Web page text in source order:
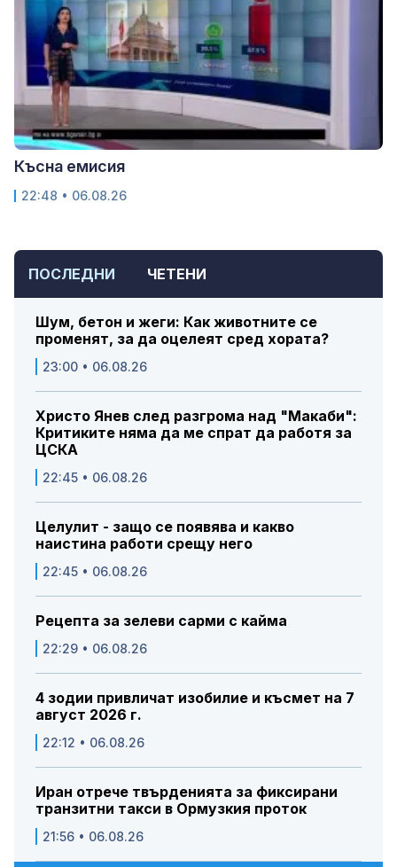
ПОСЛЕДНИ ЧЕТЕНИ
Шум, бетон и жеги: Как животните се
променят, за да оцелеят сред хората?
23:00 • 06.08.26
Христо Янев след разгрома над "Макаби":
Критиките няма да ме спрат да работя за
ЦСКА
22:45 • 06.08.26
Целулит - защо се появява и какво
наистина работи срещу него
22:45 • 06.08.26
Рецепта за зелеви сарми с кайма
22:29 • 06.08.26
4 зодии привличат изобилие и късмет на 7
август 2026 г.
22:12 • 06.08.26
Иран отрече твърденията за фиксирани
транзитни такси в Ормузкия проток
21:56 • 06.08.26
Късна емисия
22:48 • 06.08.26